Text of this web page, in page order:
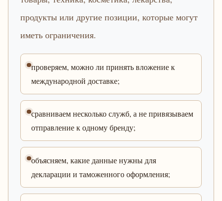
продукты или другие позиции, которые могут
иметь ограничения.
проверяем, можно ли принять вложение к
международной доставке;
сравниваем несколько служб, а не привязываем
отправление к одному бренду;
объясняем, какие данные нужны для
декларации и таможенного оформления;